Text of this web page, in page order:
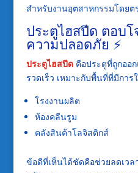
สำหรับงานอุตสาหกรรมโดยต
ประตูไฮสปีด ตอบโ
ความปลอดภัย ⚡
ประตูไฮสปีด คือประตูที่ถูกออ
รวดเร็ว เหมาะกับพื้นที่ที่มีการ
โรงงานผลิต
ห้องคลีนรูม
คลังสินค้าโลจิสติกส์
ข้อดีที่เห็นได้ชัดคือช่วยลดเวล